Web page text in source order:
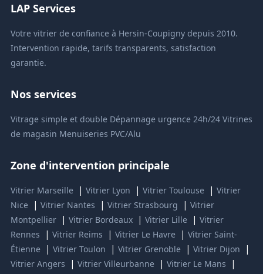
LAP Services
Votre vitrier de confiance à Hersin-Coupigny depuis 2010.
Intervention rapide, tarifs transparents, satisfaction
garantie.
Nos services
Vitrage simple et double Dépannage urgence 24h/24 Vitrines
de magasin Menuiseries PVC/Alu
Zone d'intervention principale
Vitrier Marseille | Vitrier Lyon | Vitrier Toulouse | Vitrier
Nice
| Vitrier Nantes | Vitrier Strasbourg | Vitrier
Montpellier | Vitrier Bordeaux | Vitrier Lille | Vitrier
Rennes
| Vitrier Reims | Vitrier Le Havre | Vitrier Saint-
Étienne
| Vitrier Toulon | Vitrier Grenoble | Vitrier Dijon |
Vitrier Angers | Vitrier Villeurbanne | Vitrier Le Mans |